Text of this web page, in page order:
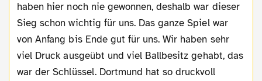
haben hier noch nie gewonnen, deshalb war dieser
Sieg schon wichtig für uns. Das ganze Spiel war
von Anfang bis Ende gut für uns. Wir haben sehr
viel Druck ausgeübt und viel Ballbesitz gehabt, das
war der Schlüssel. Dortmund hat so druckvoll